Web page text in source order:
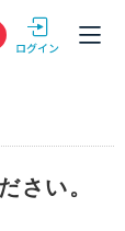
GMOクリック
さい。